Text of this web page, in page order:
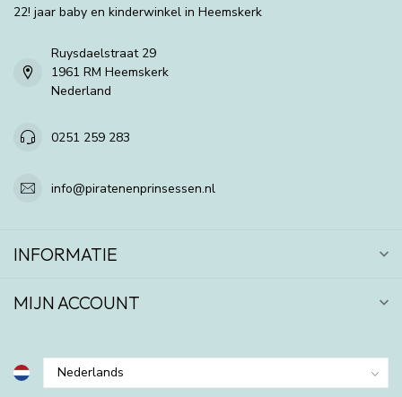
22! jaar baby en kinderwinkel in Heemskerk
Ruysdaelstraat 29
1961 RM Heemskerk
Nederland
0251 259 283
info@piratenenprinsessen.nl
INFORMATIE
MIJN ACCOUNT